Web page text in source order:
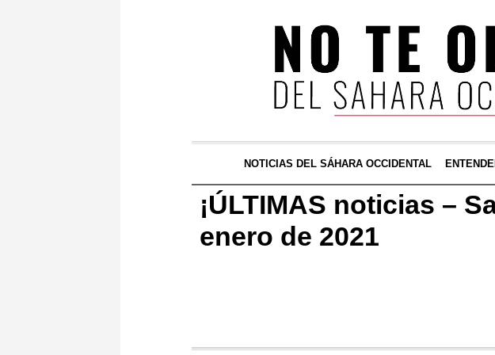
NOTICIAS DEL SÁHARA OCCIDENTAL
¡ÚLTIMAS noticias –
enero de 2021